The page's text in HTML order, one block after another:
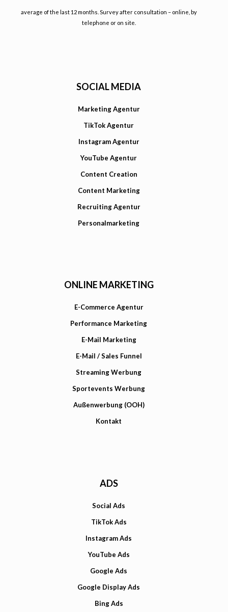
average of the last 12 months. Survey after consultation – online, by
telephone or on site.
SOCIAL MEDIA
Marketing Agentur
TikTok Agentur
Instagram Agentur
YouTube Agentur
Content Creation
Content Marketing
Recruiting Agentur
Personalmarketing
ONLINE MARKETING
E-Commerce Agentur
Performance Marketing
E-Mail Marketing
E-Mail / Sales Funnel
Streaming Werbung
Sportevents Werbung
Außenwerbung (OOH)
Kontakt
ADS
Social Ads
TikTok Ads
Instagram Ads
YouTube Ads
Google Ads
Google Display Ads
Bing Ads